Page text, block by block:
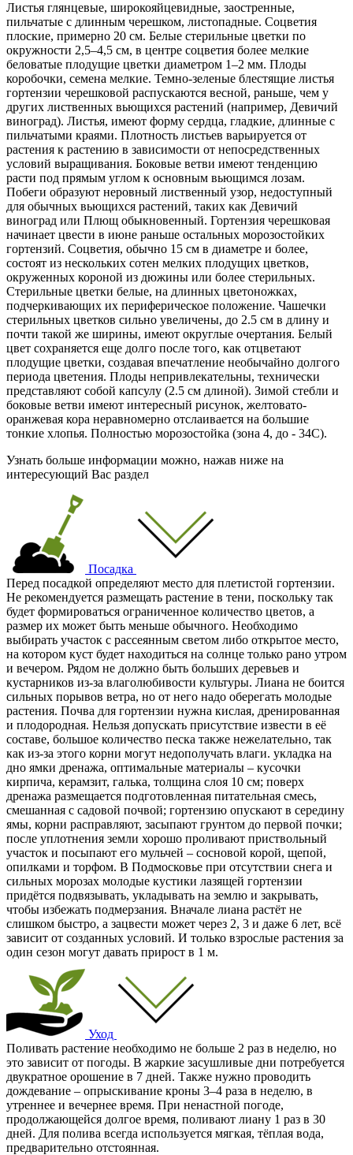
Листья глянцевые, широкояйцевидные, заостренные,
пильчатые с длинным черешком, листопадные. Соцветия
плоские, примерно 20 см. Белые стерильные цветки по
окружности 2,5–4,5 см, в центре соцветия более мелкие
беловатые плодущие цветки диаметром 1–2 мм. Плоды
коробочки, семена мелкие. Темно-зеленые блестящие листья
гортензии черешковой распускаются весной, раньше, чем у
других лиственных вьющихся растений (например, Девичий
виноград). Листья, имеют форму сердца, гладкие, длинные с
пильчатыми краями. Плотность листьев варьируется от
растения к растению в зависимости от непосредственных
условий выращивания. Боковые ветви имеют тенденцию
расти под прямым углом к ​​основным вьющимся лозам.
Побеги образуют неровный лиственный узор, недоступный
для обычных вьющихся растений, таких как Девичий
виноград или Плющ обыкновенный. Гортензия черешковая
начинает цвести в июне раньше остальных морозостойких
гортензий. Соцветия, обычно 15 см в диаметре и более,
состоят из нескольких сотен мелких плодущих цветков,
окруженных короной из дюжины или более стерильных.
Стерильные цветки белые, на длинных цветоножках,
подчеркивающих их периферическое положение. Чашечки
стерильных цветков сильно увеличены, до 2.5 см в длину и
почти такой же ширины, имеют округлые очертания. Белый
цвет сохраняется еще долго после того, как отцветают
плодущие цветки, создавая впечатление необычайно долгого
периода цветения. Плоды непривлекательны, технически
представляют собой капсулу (2.5 см длиной). Зимой стебли и
боковые ветви имеют интересный рисунок, желтовато-
оранжевая кора неравномерно отслаивается на большие
тонкие хлопья. Полностью морозостойка (зона 4, до - 34С).
Узнать больше информации можно, нажав ниже на
интересующий Вас раздел
Посадка
Перед посадкой определяют место для плетистой гортензии.
Не рекомендуется размещать растение в тени, поскольку так
будет формироваться ограниченное количество цветов, а
размер их может быть меньше обычного. Необходимо
выбирать участок с рассеянным светом либо открытое место,
на котором куст будет находиться на солнце только рано утром
и вечером. Рядом не должно быть больших деревьев и
кустарников из-за влаголюбивости культуры. Лиана не боится
сильных порывов ветра, но от него надо оберегать молодые
растения. Почва для гортензии нужна кислая, дренированная
и плодородная. Нельзя допускать присутствие извести в её
составе, большое количество песка также нежелательно, так
как из-за этого корни могут недополучать влаги. укладка на
дно ямки дренажа, оптимальные материалы – кусочки
кирпича, керамзит, галька, толщина слоя 10 см; поверх
дренажа размещается подготовленная питательная смесь,
смешанная с садовой почвой; гортензию опускают в середину
ямы, корни расправляют, засыпают грунтом до первой почки;
после уплотнения земли хорошо проливают приствольный
участок и посыпают его мульчей – сосновой корой, щепой,
опилками и торфом. В Подмосковье при отсутствии снега и
сильных морозах молодые кустики лазящей гортензии
придётся подвязывать, укладывать на землю и закрывать,
чтобы избежать подмерзания. Вначале лиана растёт не
слишком быстро, а зацвести может через 2, 3 и даже 6 лет, всё
зависит от созданных условий. И только взрослые растения за
один сезон могут давать прирост в 1 м.
Уход
Поливать растение необходимо не больше 2 раз в неделю, но
это зависит от погоды. В жаркие засушливые дни потребуется
двукратное орошение в 7 дней. Также нужно проводить
дождевание – опрыскивание кроны 3–4 раза в неделю, в
утреннее и вечернее время. При ненастной погоде,
продолжающейся долгое время, поливают лиану 1 раз в 30
дней. Для полива всегда используется мягкая, тёплая вода,
предварительно отстоянная.